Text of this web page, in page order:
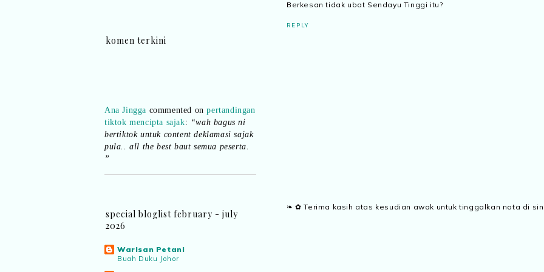
Berkesan tidak ubat Sendayu Tinggi itu?
REPLY
❧ ✿ Terima kasih atas kesudian awak untuk tinggalkan nota di
komen terkini
tiktok mencipta sajak:“wah bagus ni
bertiktok untuk content deklamasi sajak
pula.. all the best baut semua peserta.
”
Syaz Rahimcommented ondari idea ke
aktiviti interaktif program. Inovasi AI
dan teknologi digital terbaik!”
Syaz Rahim commented on
special bloglist february - july
2026
Warisan Petani
Buah Duku Johor